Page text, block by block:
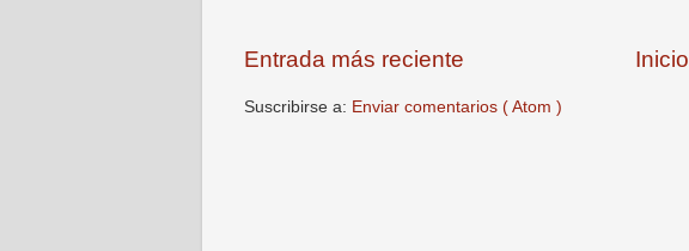
Entrada más reciente Inicio
Suscribirse a: Enviar comentarios ( Atom )